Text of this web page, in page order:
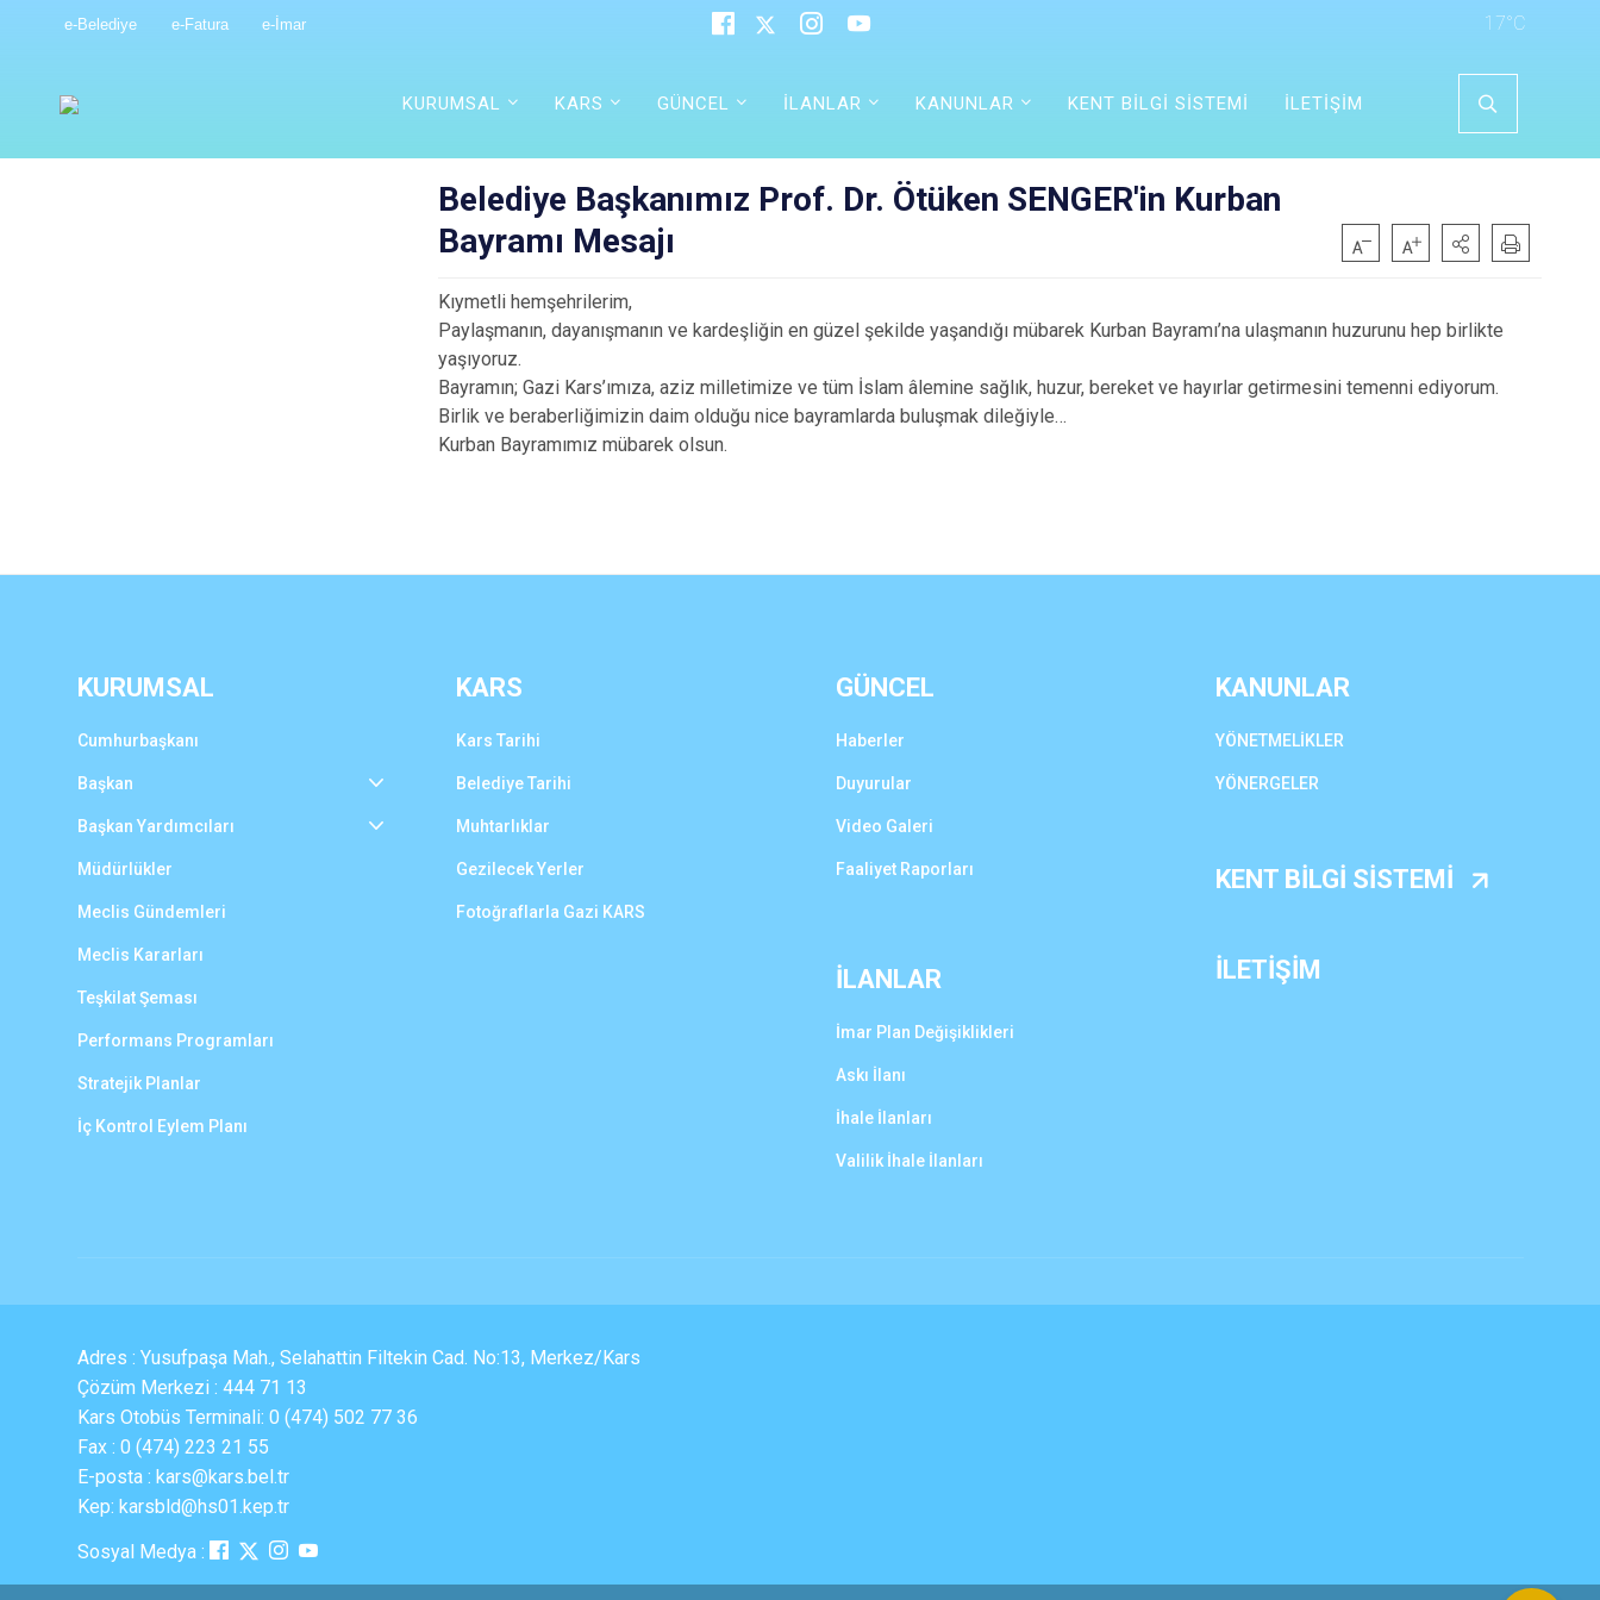
e-Belediye e-Fatura e-İmar 17°C
KURUMSAL KARS GÜNCEL İLANLAR KANUNLAR KENT BİLGİ SİSTEMİ İLETİŞİM
Belediye Başkanımız Prof. Dr. Ötüken SENGER'in Kurban
Bayramı Mesajı
Kıymetli hemşehrilerim,
Paylaşmanın, dayanışmanın ve kardeşliğin en güzel şekilde yaşandığı mübarek Kurban Bayramı’na ulaşmanın huzurunu hep birlikte
yaşıyoruz.
Bayramın; Gazi Kars’ımıza, aziz milletimize ve tüm İslam âlemine sağlık, huzur, bereket ve hayırlar getirmesini temenni ediyorum.
Birlik ve beraberliğimizin daim olduğu nice bayramlarda buluşmak dileğiyle…
Kurban Bayramımız mübarek olsun.
KURUMSAL
Cumhurbaşkanı
Başkan
Başkan Yardımcıları
Müdürlükler
Meclis Gündemleri
Meclis Kararları
Teşkilat Şeması
Performans Programları
Stratejik Planlar
İç Kontrol Eylem Planı
KARS
Kars Tarihi
Belediye Tarihi
Muhtarlıklar
Gezilecek Yerler
Fotoğraflarla Gazi KARS
GÜNCEL
Haberler
Duyurular
Video Galeri
Faaliyet Raporları
İLANLAR
İmar Plan Değişiklikleri
Askı İlanı
İhale İlanları
Valilik İhale İlanları
KANUNLAR
YÖNETMELİKLER
YÖNERGELER
KENT BİLGİ SİSTEMİ
İLETİŞİM
Adres : Yusufpaşa Mah., Selahattin Filtekin Cad. No:13, Merkez/Kars
Çözüm Merkezi : 444 71 13
Kars Otobüs Terminali: 0 (474) 502 77 36
Fax : 0 (474) 223 21 55
E-posta : kars@kars.bel.tr
Kep: karsbld@hs01.kep.tr
Sosyal Medya :